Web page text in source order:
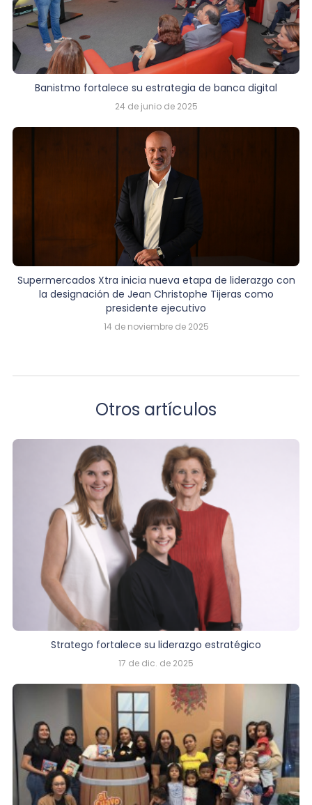
Banistmo fortalece su estrategia de banca digital
24 de junio de 2025
Supermercados Xtra inicia nueva etapa de liderazgo con
la designación de Jean Christophe Tijeras como
presidente ejecutivo
14 de noviembre de 2025
Otros artículos
Stratego fortalece su liderazgo estratégico
17 de dic. de 2025